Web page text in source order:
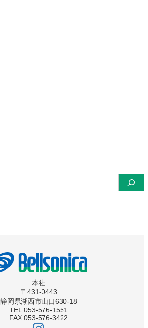
本社
〒431-0443
静岡県湖西市山口630-18
TEL.053-576-1551
FAX.053-576-3422
ベ